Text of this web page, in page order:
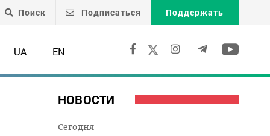
Поиск Подписаться Поддержать
UA EN
НОВОСТИ
Сегодня